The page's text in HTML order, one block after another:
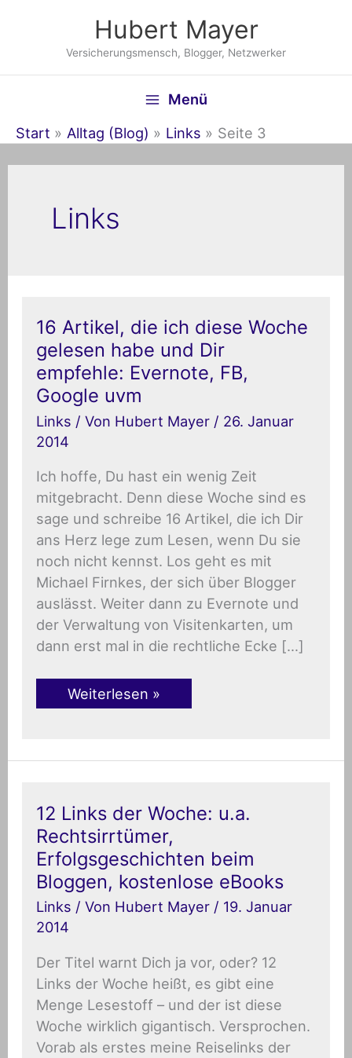
Hubert Mayer
Versicherungsmensch, Blogger, Netzwerker
Menü
Start
Alltag (Blog) Links Seite 3
Links
16 Artikel, die ich diese Woche
gelesen habe und Dir
empfehle: Evernote, FB,
Google uvm
Links / Von Hubert Mayer / 26. Januar
2014
Ich hoffe, Du hast ein wenig Zeit
mitgebracht. Denn diese Woche sind es
sage und schreibe 16 Artikel, die ich Dir
ans Herz lege zum Lesen, wenn Du sie
noch nicht kennst. Los geht es mit
Michael Firnkes, der sich über Blogger
auslässt. Weiter dann zu Evernote und
der Verwaltung von Visitenkarten, um
dann erst mal in die rechtliche Ecke […]
16
Artikel,
die
ich
diese
Woche
gelesen
habe
Dir
Evernote,
FB,
Google
uvm
Weiterlesen »
12 Links der Woche: u.a.
Rechtsirrtümer,
Erfolgsgeschichten beim
Bloggen, kostenlose eBooks
Links / Von Hubert Mayer / 19. Januar
2014
Der Titel warnt Dich ja vor, oder? 12
Links der Woche heißt, es gibt eine
Menge Lesestoff – und der ist diese
Woche wirklich gigantisch. Versprochen.
Vorab als erstes meine Reiselinks der
12
Links
der
Woche:
u.a.
Rechtsirrtümer,
Erfolgsgeschichten
beim
kostenlose